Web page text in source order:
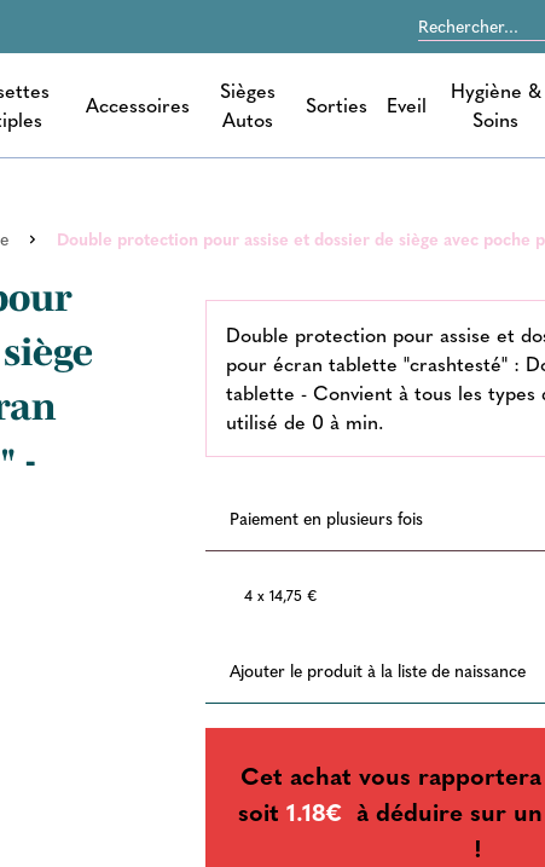
Accessoires
Sièges
Autos
Sorties Eveil
Hygiène &
Soins
Double protection pour assise et dossier de siège avec poche
-
Double protection pour assise et
pour écran tablette "crashtesté" :
tablette - Convient à tous les types
utilisé de 0 à min.
Paiement en plusieurs fois
4 x 14,75 €
Ajouter le produit à la liste de naissance
Cet achat vous rapportera
soit 1.18€ à déduire sur
!